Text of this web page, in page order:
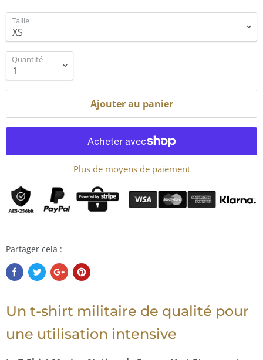
Taille
Quantité
Ajouter au panier
Plus de moyens de paiement
Partager cela :
Un t-shirt militaire de qualité pour
une utilisation intensive